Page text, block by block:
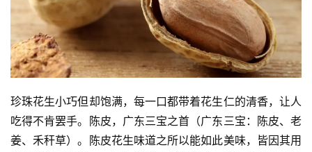
资
讯
珍珠花生小巧但却饱满，每一口都带着花生仁的清香，让人
吃得不肯罢手。陈皮，广东三宝之首（广东三宝：陈皮、老
姜、禾秆草）。陈皮花生味道之所以能如此美味，皆因其用